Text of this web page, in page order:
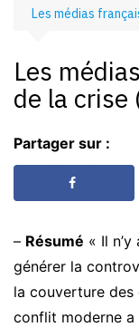
Les médias
Les
de la crise
Partager sur :
– Résumé « Il
générer la
la couverture des
conflit moderne a